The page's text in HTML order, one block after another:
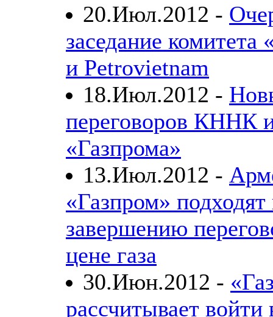
20.Июл.2012 -
заседание комитета
и Petrovietnam
18.Июл.2012 -
переговоров КННК
«Газпрома»
13.Июл.2012 -
«Газпром» подходят
завершению
цене газа
30.Июн.2012 -
рассчитывает войти